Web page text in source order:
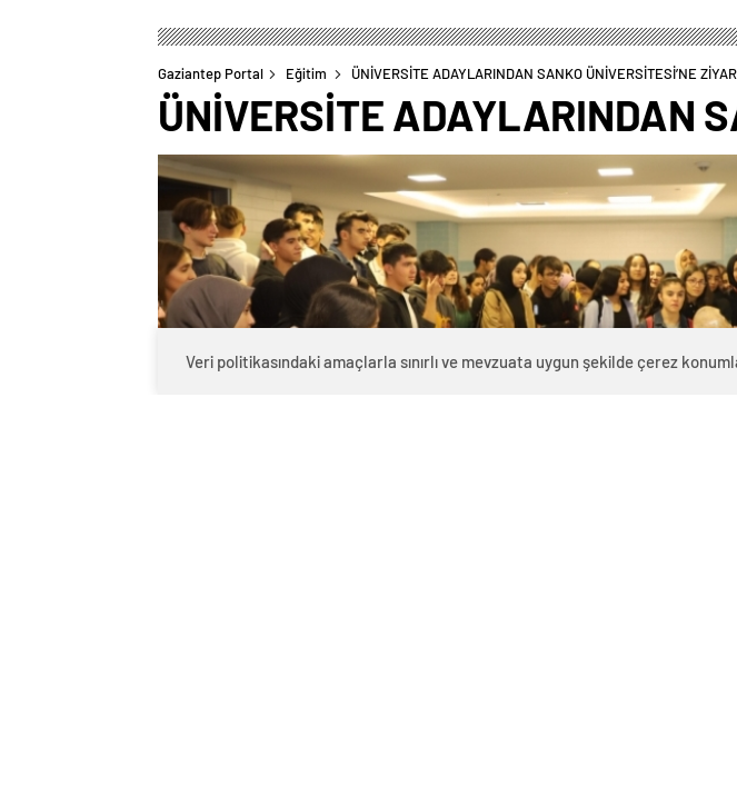
Gaziantep Portal Eğitim ÜNİVERSİTE ADAYLARINDAN SANKO ÜNİVERSİTESİ’NE
ÜNİVERSİTE ADAYLARINDAN
Veri politikasındaki amaçlarla sınırlı ve mevzuata uygun şekilde çerez